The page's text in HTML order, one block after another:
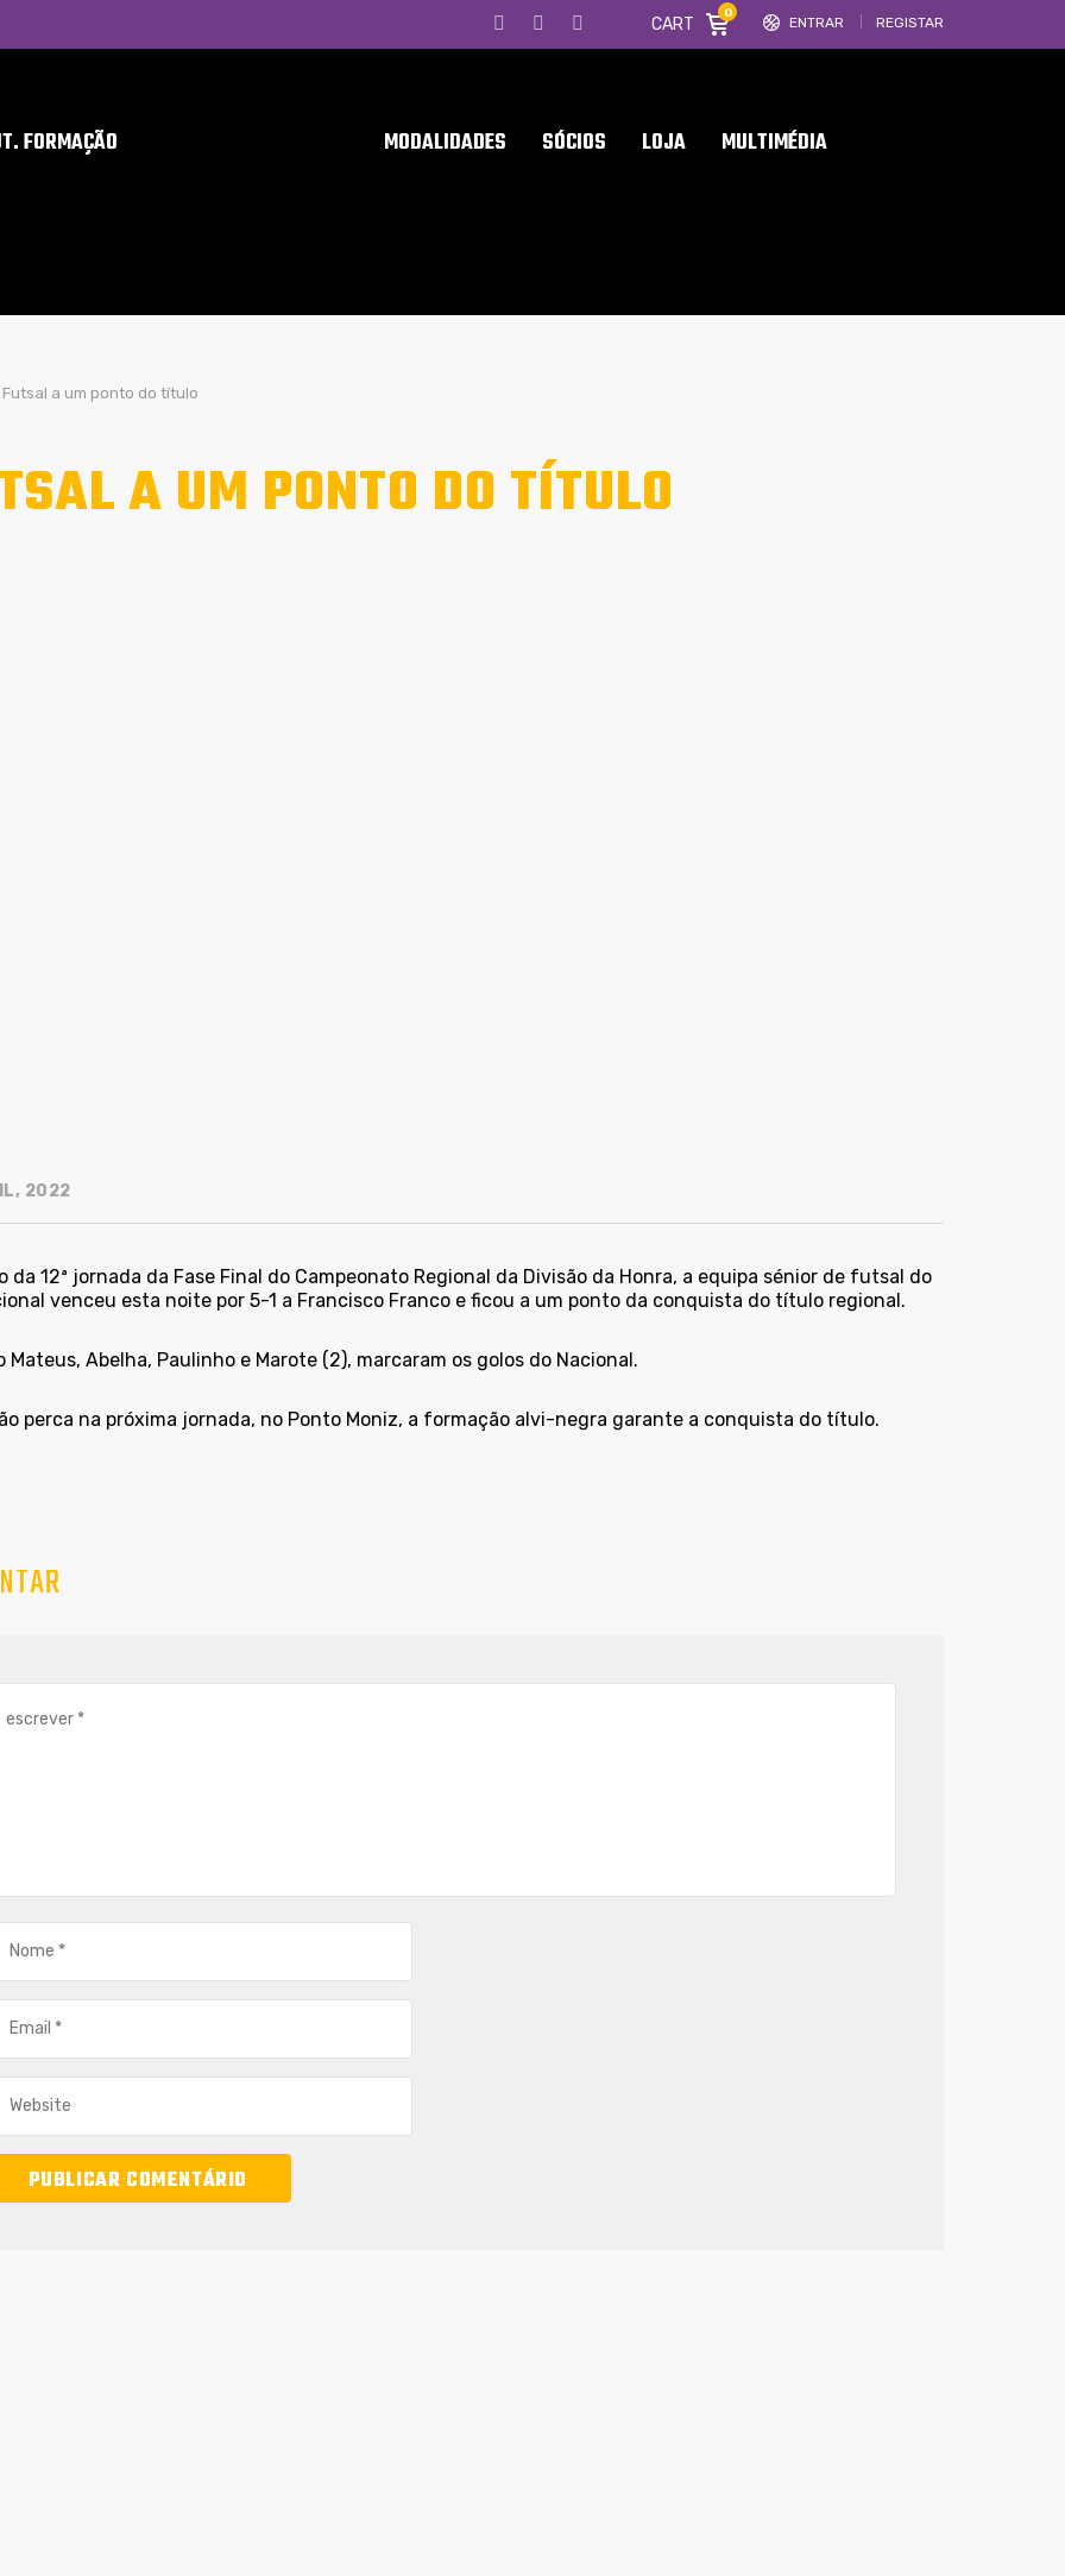
ENTRAR REGISTAR
CART
0
FORMAÇÃO MODALIDADES SÓCIOS LOJA MULTIMÉDIA
Futsal a um ponto do título
A UM PONTO DO TÍTULO
2022
da 12ª jornada da Fase Final do Campeonato Regional da Divisão da Honra, a equipa sénior de futsal do
venceu esta noite por 5-1 a Francisco Franco e ficou a um ponto da conquista do título regional.
Mateus, Abelha, Paulinho e Marote (2), marcaram os golos do Nacional.
perca na próxima jornada, no Ponto Moniz, a formação alvi-negra garante a conquista do título.